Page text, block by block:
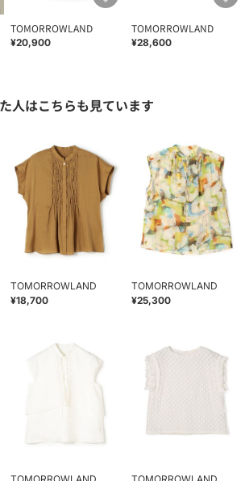
TOMORROWLAND
¥20,900
TOMORROWLAND
¥28,600